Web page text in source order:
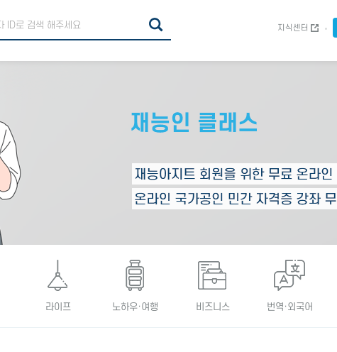
지식센터
라이프 노하우·여행 비즈니스 번역·외국어